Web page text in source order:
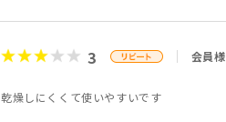
3 会員様
乾燥しにくくて使いやすいです